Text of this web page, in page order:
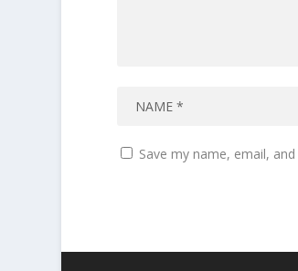
Save my name, email,